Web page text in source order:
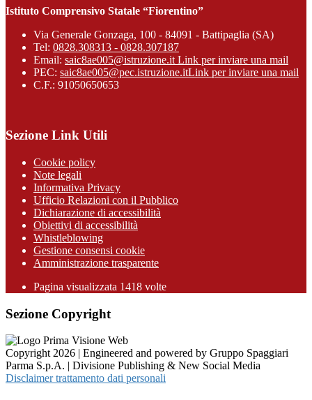
Istituto Comprensivo Statale “Fiorentino”
Via Generale Gonzaga, 100 - 84091 - Battipaglia (SA)
Tel: 0828.308313 - 0828.307187
Email: saic8ae005@istruzione.it Link per inviare una mail
PEC: saic8ae005@pec.istruzione.itLink per inviare una mail
C.F.: 91050650653
Sezione Link Utili
Cookie policy
Note legali
Informativa Privacy
Ufficio Relazioni con il Pubblico
Dichiarazione di accessibilità
Obiettivi di accessibilità
Whistleblowing
Gestione consensi cookie
Amministrazione trasparente
Pagina visualizzata 1418 volte
Sezione Copyright
Copyright 2026 | Engineered and powered by Gruppo Spaggiari
Parma S.p.A. | Divisione Publishing & New Social Media
Disclaimer trattamento dati personali